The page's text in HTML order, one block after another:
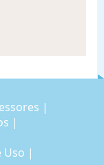
|
|
Uso |